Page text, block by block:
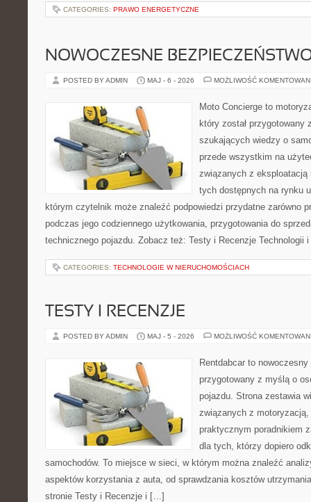
CATEGORIES: PRAWO ENERGETYCZNE
NOWOCZESNE
POSTED BY ADMIN MAJ - 6 - 2026 MOŻLIWOŚĆ
Moto Concierge to
który został przygotowany
szukających wiedzy o
przede wszystkim na
związanych z eksploatacją
tych dostępnych na rynku
którym czytelnik może znaleźć podpowiedzi przydatne zarówno
podczas jego codziennego użytkowania, przygotowania do
technicznego pojazdu. Zobacz też: Testy i Recenzje
CATEGORIES: TECHNOLOGIE W NIERUCHOMOŚCIACH
TESTY I RECENZJE
POSTED BY ADMIN MAJ - 5 - 2026 MOŻLIWOŚĆ
Rentdabcar to
przygotowany z myślą o
pojazdu. Strona zestawia
związanych z
praktycznym poradnikiem
dla tych, którzy dopiero
samochodów. To miejsce w sieci, w którym można znaleźć
aspektów korzystania z auta, od sprawdzania kosztów
stronie Testy i Recenzje i […]